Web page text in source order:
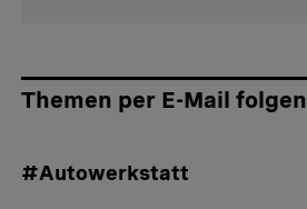
Themen per E-Mail folgen
#Autowerkstatt